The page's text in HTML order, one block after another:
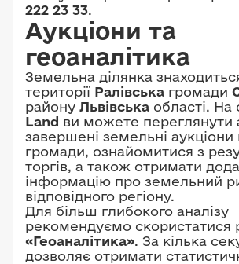
222 23 33.
Аукціони та
геоаналітика
Земельна ділянка
території Ралівська громади
району Львівська області. На
Land ви можете переглянути
завершені земельні аукціони
громади, ознайомитися з
торгів, а також отримати
інформацію про земельний
відповідного регіону.
Для більш глибокого аналізу
рекомендуємо скористатися
«Геоаналітика». За кілька
дозволяє отримати